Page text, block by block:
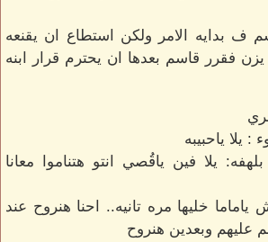
ف بدايه الامر ولكن استطاع ان يقنعه
يزن فقرر قاسم بعدها ان يحترم قرار ابنه
يلا ياحبيبه
يلا فين ياقُصي انتو هتناموا معانا
خليها مره تانيه.. احنا هنروح عند
عليهم وبعدين هنروح